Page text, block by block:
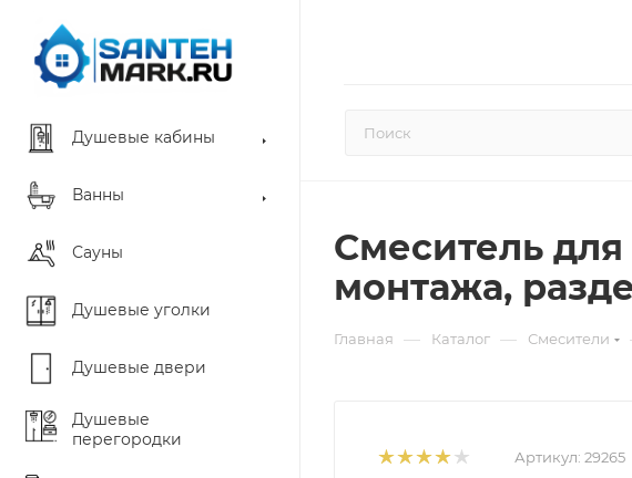
Душевые кабины
Ванны
Сауны
Душевые уголки
Душевые двери
Душевые
перегородки
Смеситель для
монтажа,
Главная — Каталог — Смесители
Артикул: 29265